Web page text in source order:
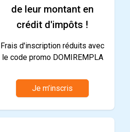
de leur montant en
crédit d'impôts !
Frais d'inscription réduits avec
le code promo DOMIREMPLA
Je m’inscris